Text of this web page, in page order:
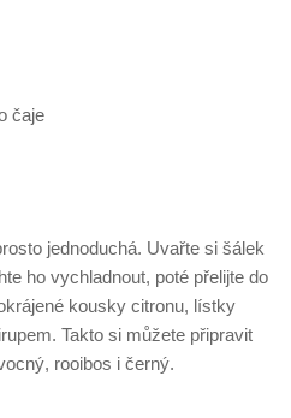
čaje
jednoduchá. Uvařte si šálek
ho vychladnout, poté přelijte do
kousky citronu, lístky
Takto si můžete připravit
rooibos i černý.